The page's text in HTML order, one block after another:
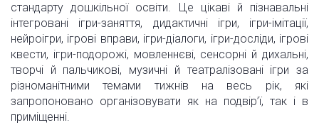
стандарту дошкільної освіти. Це цікаві й пізнавальні
інтегровані ігри-заняття, дидактичні ігри, ігри-імітації,
нейроігри, ігрові вправи, ігри-діалоги, ігри-досліди, ігрові
квести, ігри-подорожі, мовленнєві, сенсорні й дихальні,
творчі й пальчикові, музичні й театралізовані ігри за
різноманітними темами тижнів на весь рік, які
запропоновано організовувати як на подвір’ї, так і в
приміщенні.